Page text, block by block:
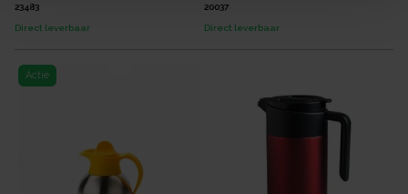
23483
Direct leverbaar
20037
Direct leverbaar
Actie